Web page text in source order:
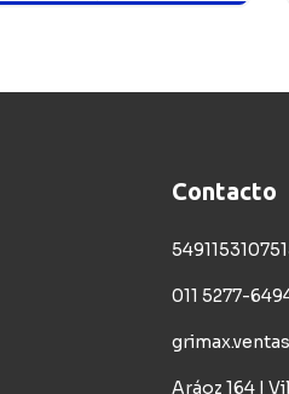
Contacto
011 5277-
Aráoz 164 I